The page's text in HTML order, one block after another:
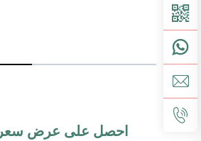
احصل على عرض